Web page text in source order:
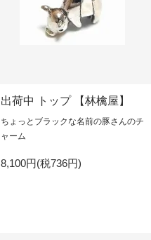
出荷中 トップ 【林檎屋】
ちょっとブラックな名前の豚さんのチ
ャーム
8,100円(税736円)